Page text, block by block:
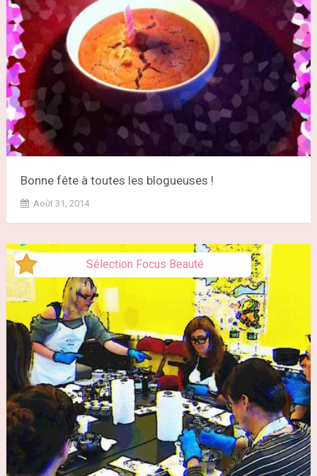
Bonne fête à toutes les blogueuses !
Août 31, 2014
Sélection Focus Beauté